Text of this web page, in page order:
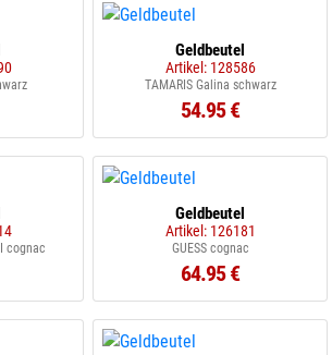
Geldbeutel
Artikel: 128586
TAMARIS Galina schwarz
54.95 €
cognac
Geldbeutel
Artikel: 126181
GUESS cognac
64.95 €